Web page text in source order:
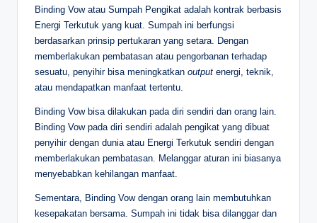
Binding Vow atau Sumpah Pengikat adalah kontrak berbasis
Energi Terkutuk yang kuat. Sumpah ini berfungsi
berdasarkan prinsip pertukaran yang setara. Dengan
memberlakukan pembatasan atau pengorbanan terhadap
sesuatu, penyihir bisa meningkatkan output energi, teknik,
atau mendapatkan manfaat tertentu.
Binding Vow bisa dilakukan pada diri sendiri dan orang lain.
Binding Vow pada diri sendiri adalah pengikat yang dibuat
penyihir dengan dunia atau Energi Terkutuk sendiri dengan
memberlakukan pembatasan. Melanggar aturan ini biasanya
menyebabkan kehilangan manfaat.
Sementara, Binding Vow dengan orang lain membutuhkan
kesepakatan bersama. Sumpah ini tidak bisa dilanggar dan